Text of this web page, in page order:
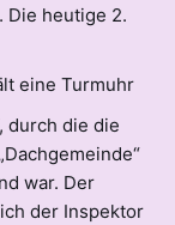
Die heutige 2.
eine Turmuhr
durch die die
war. Der
der Inspektor